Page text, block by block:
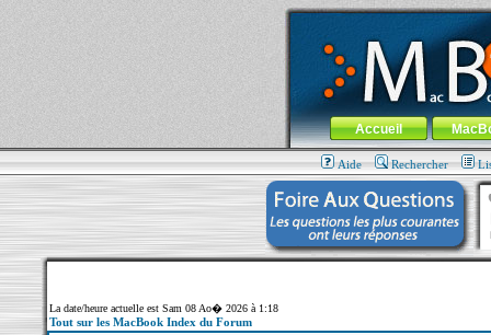
MacBook-fr.com : 100% Apple... 100%
Aller au contenu-Aller au menu
Menu général
Accueil
Aide Rechercher
La date/heure actuelle est Sam 08 Ao� 2026 à 1:18
Tout sur les MacBook Index du Forum